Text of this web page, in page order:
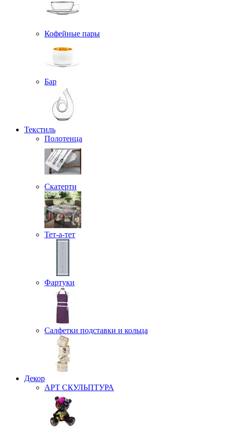
Кофейные пары
Бар
Текстиль
Полотенца
Скатерти
Тет-а-тет
Фартуки
Салфетки подставки и кольца
Декор
АРТ СКУЛЬПТУРА